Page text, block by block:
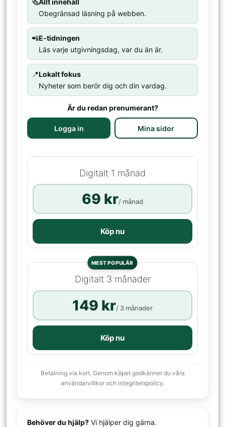
🗞️Allt innehåll
Obegränsad läsning på webben.
📲E-tidningen
Läs varje utgivningsdag, var du än är.
📍Lokalt fokus
Nyheter som berör dig och din vardag.
Är du redan prenumerant?
Logga in Mina sidor
Digitalt 1 månad
69 kr/ månad
Köp nu
MEST POPULÄR
Digitalt 3 månader
149 kr/ 3 månader
Köp nu
Betalning via kort. Genom köpet godkänner du våra
användarvillkor och integritetspolicy.
Behöver du hjälp? Vi hjälper dig gärna.